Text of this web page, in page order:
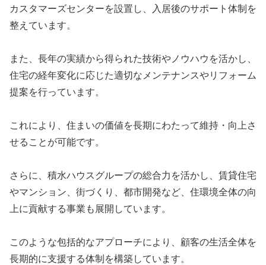
カスタマーズセンターを設置し、入居後のサポート体制を
整えています。
また、長年の実績から得られた技術やノウハウを活かし、
住宅の経年変化に応じた適切なメンテナンスやリフォーム
提案を行っています。
これにより、住まいの価値を長期にわたって維持・向上さ
せることが可能です。
さらに、積水ハウスグループの総合力を活かし、 賃貸住宅
やマンション、街づくり、都市開発など、住環境全体の向
上に貢献する事業 も展開しています。
このような包括的なアプローチにより、顧客の生活全体を
長期的に支援する体制を構築しています。